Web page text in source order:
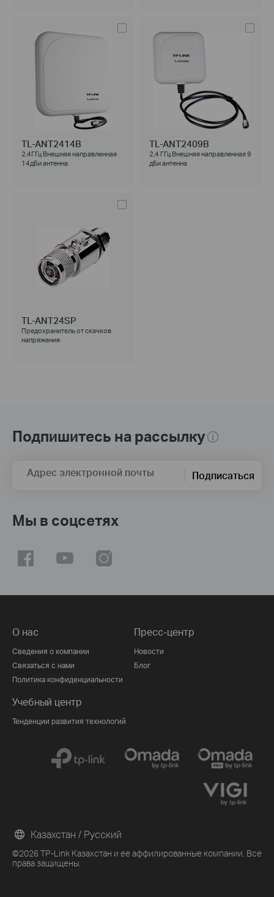
TL-ANT2414B
2,4ГГц Внешняя направленная
14дБи антенна
TL-ANT2409B
2,4 ГГц Внешняя направленная 9
дБи антенна
TL-ANT24SP
Предохранитель от скачков
напряжения
Подпишитесь на рассылку
Адрес электронной почты Подписаться
Мы в соцсетях
О нас
Сведения о компании
Связаться с нами
Политика конфиденциальности
Пресс-центр
Новости
Блог
Учебный центр
Тенденции развития технологий
©2026 TP-Link Казахстан и ее аффилированные компании. Все
права защищены.
Казахстан / Русский